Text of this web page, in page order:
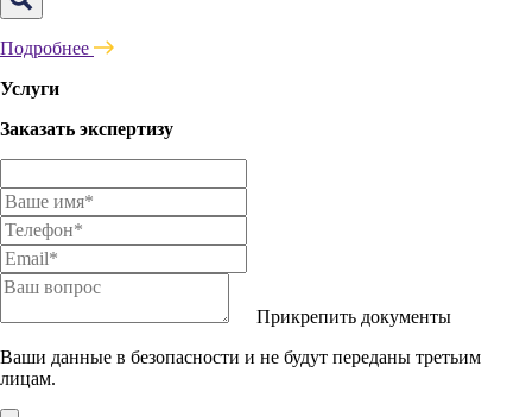
Подробнее
Услуги
Заказать экспертизу
Прикрепить документы
Ваши данные в безопасности и не будут переданы третьим
лицам.